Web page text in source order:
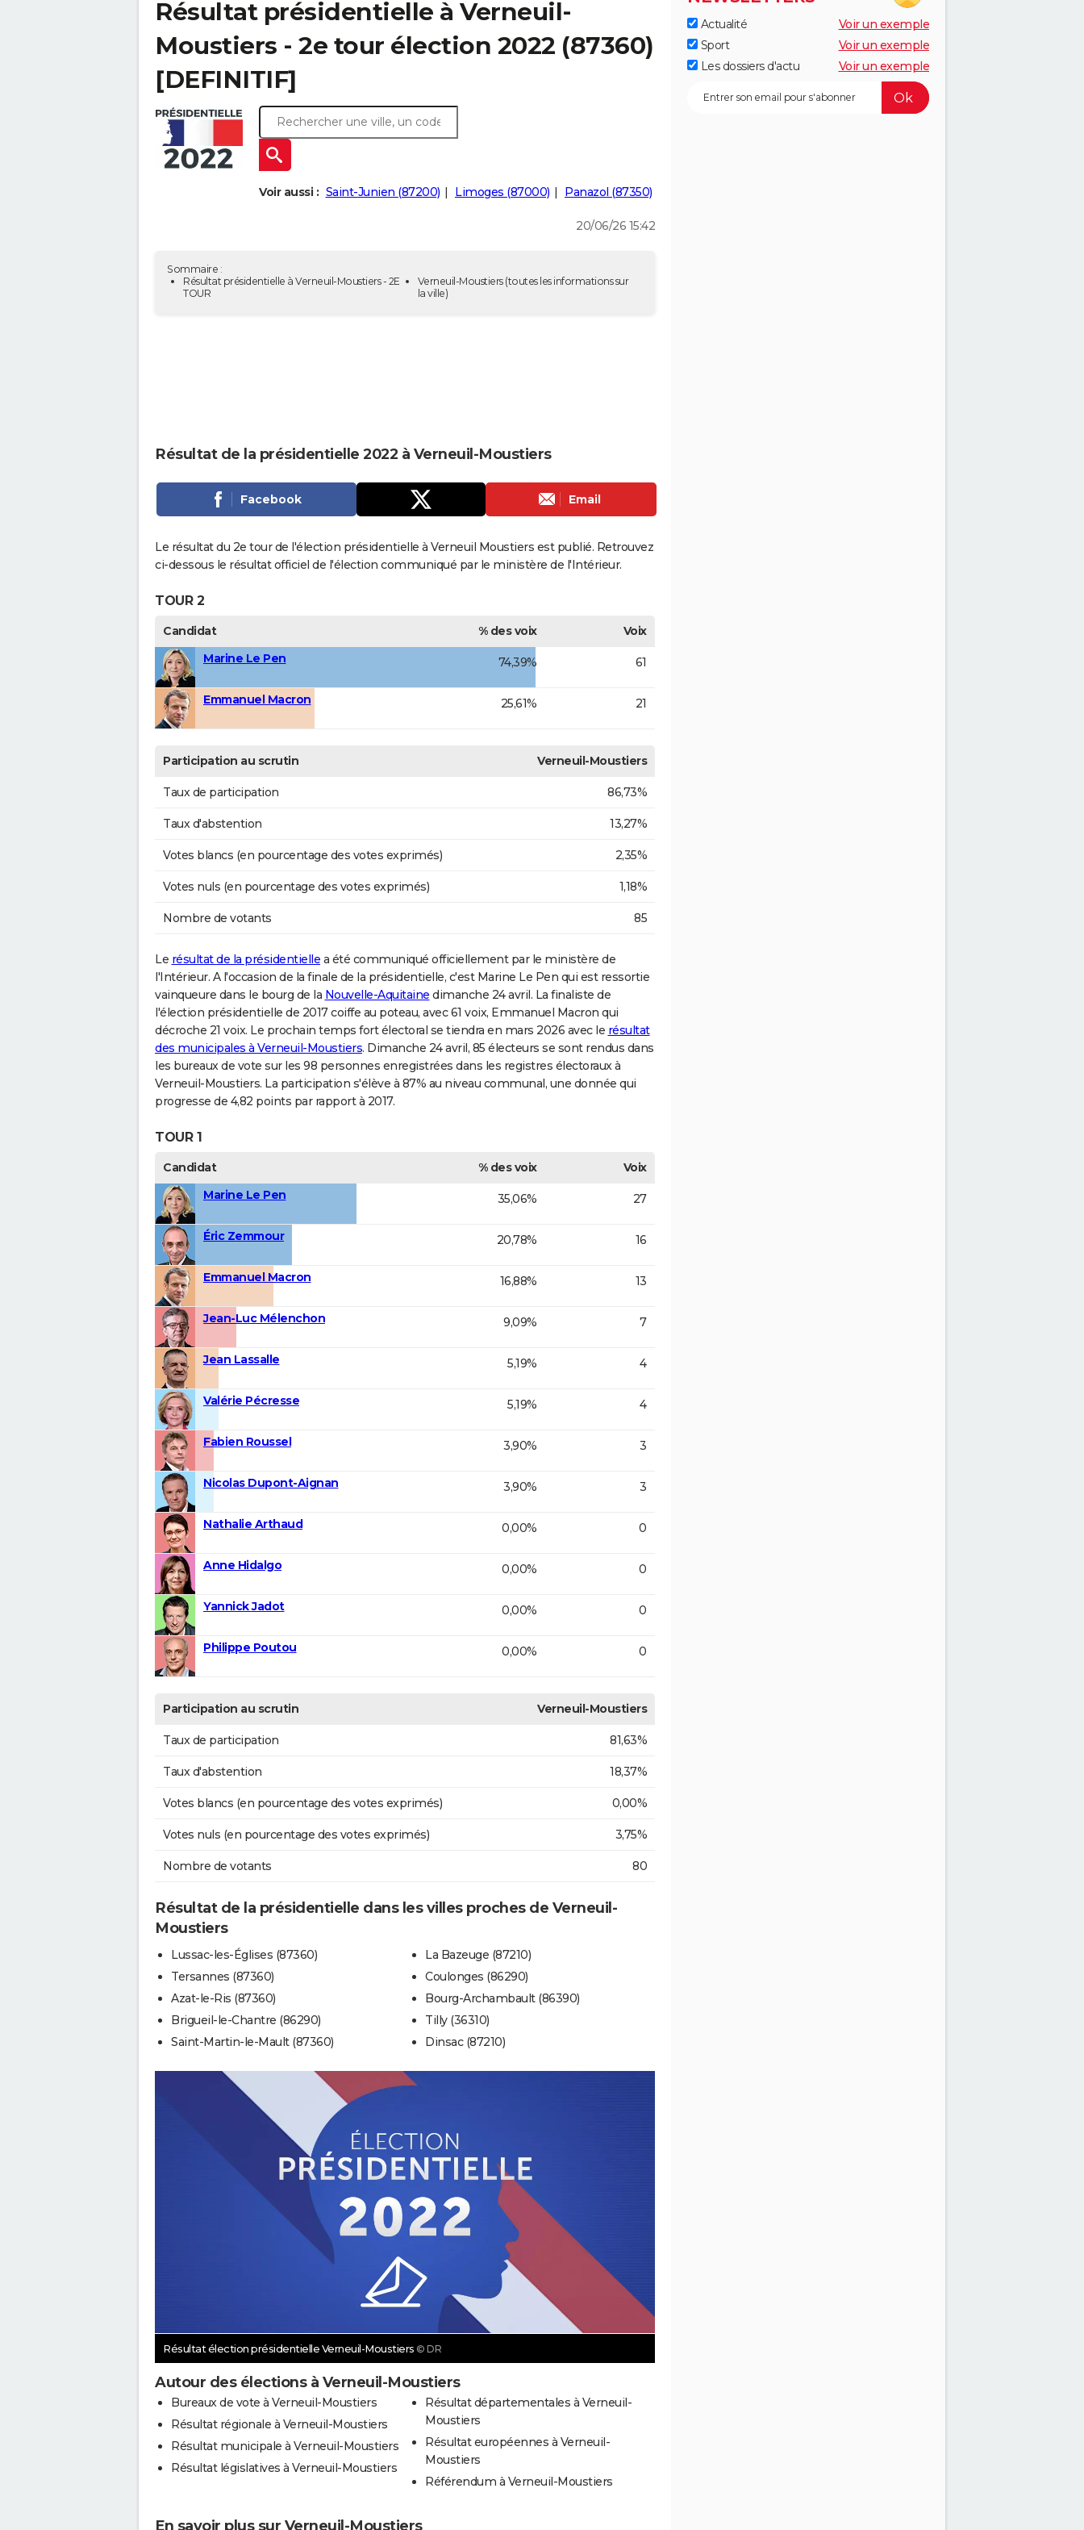
Résultat présidentielle à Verneuil-
Moustiers - 2e tour élection 2022 (87360)
[DEFINITIF]
Voir aussi : Saint-Junien (87200) Limoges (87000) Panazol (87350)
20/06/26 15:42
Sommaire :
Résultat présidentielle à Verneuil-Moustiers - 2E
TOUR
Verneuil-Moustiers(toutes les informations sur
la ville)
Résultat de la présidentielle 2022 à Verneuil-Moustiers
Facebook Email
Le résultat du 2e tour de l'élection présidentielle à Verneuil Moustiers est publié. Retrouvez
ci-dessous le résultat officiel de l'élection communiqué par le ministère de l'Intérieur.
TOUR 2
Candidat % des voix
Voix
Marine Le Pen
74,39% 61
Emmanuel Macron 25,61% 21
Participation au scrutin Verneuil-Moustiers
Taux de participation 86,73%
Taux d'abstention 13,27%
Votes blancs (en pourcentage des votes exprimés) 2,35%
Votes nuls (en pourcentage des votes exprimés) 1,18%
Nombre de votants 85
Le résultat de la présidentielle a été communiqué officiellement par le ministère de
l'Intérieur. A l'occasion de la finale de la présidentielle, c'est Marine Le Pen qui est ressortie
vainqueure dans le bourg de la Nouvelle-Aquitaine dimanche 24 avril. La finaliste de
l'élection présidentielle de 2017 coiffe au poteau, avec 61 voix, Emmanuel Macron qui
décroche 21 voix. Le prochain temps fort électoral se tiendra en mars 2026 avec le résultat
des municipales à Verneuil-Moustiers. Dimanche 24 avril, 85 électeurs se sont rendus dans
les bureaux de vote sur les 98 personnes enregistrées dans les registres électoraux à
Verneuil-Moustiers. La participation s'élève à 87% au niveau communal, une donnée qui
progresse de 4,82 points par rapport à 2017.
TOUR 1
Candidat % des voix
Voix
Marine Le Pen
35,06% 27
Éric Zemmour 20,78% 16
Emmanuel Macron 16,88% 13
Jean-Luc Mélenchon 9,09% 7
Jean Lassalle 5,19% 4
Valérie Pécresse 5,19% 4
Fabien Roussel 3,90% 3
Nicolas Dupont-Aignan 3,90% 3
Nathalie Arthaud 0,00% 0
Anne Hidalgo 0,00% 0
Yannick Jadot 0,00% 0
Philippe Poutou 0,00% 0
Participation au scrutin Verneuil-Moustiers
Taux de participation 81,63%
Taux d'abstention 18,37%
Votes blancs (en pourcentage des votes exprimés) 0,00%
Votes nuls (en pourcentage des votes exprimés) 3,75%
Nombre de votants 80
Résultat de la présidentielle dans les villes proches de Verneuil-
Moustiers
Lussac-les-Églises (87360)
Tersannes (87360)
Azat-le-Ris (87360)
Brigueil-le-Chantre (86290)
Saint-Martin-le-Mault (87360)
La Bazeuge (87210)
Coulonges (86290)
Bourg-Archambault (86390)
Tilly (36310)
Dinsac (87210)
Résultat élection présidentielle Verneuil-Moustiers © DR
Autour des élections à Verneuil-Moustiers
Bureaux de vote à Verneuil-Moustiers
Résultat régionale à Verneuil-Moustiers
Résultat municipale à Verneuil-Moustiers
Résultat législatives à Verneuil-Moustiers
Résultat départementales à Verneuil-
Moustiers
Résultat européennes à Verneuil-
Moustiers
Référendum à Verneuil-Moustiers
En savoir plus sur Verneuil-Moustiers
Actualité
Voir un exemple
Sport
Voir un exemple
Les dossiers d'actu
Voir un exemple